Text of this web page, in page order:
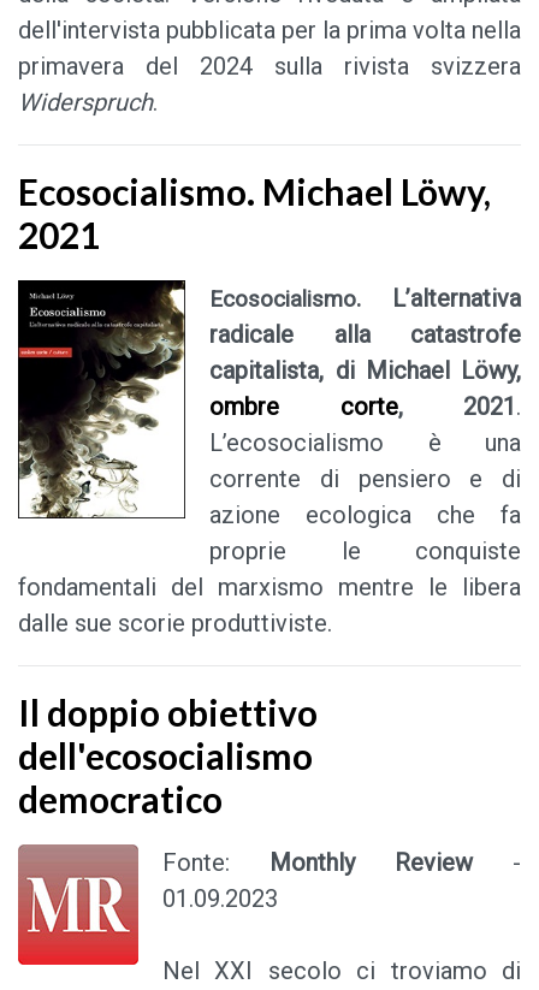
dell'intervista pubblicata per la prima volta nella
primavera del 2024 sulla rivista svizzera
Widerspruch.
Ecosocialismo. Michael Löwy,
2021
Ecosocialismo. L’alternativa
radicale alla catastrofe
capitalista, di Michael Löwy,
ombre corte, 2021 .
L’ecosocialismo è una
corrente di pensiero e di
azione ecologica che fa
proprie le conquiste
fondamentali del marxismo mentre le libera
dalle sue scorie produttiviste.
Il doppio obiettivo
dell'ecosocialismo
democratico
Fonte: Monthly Review-
01.09.2023
Nel XXI secolo ci troviamo di